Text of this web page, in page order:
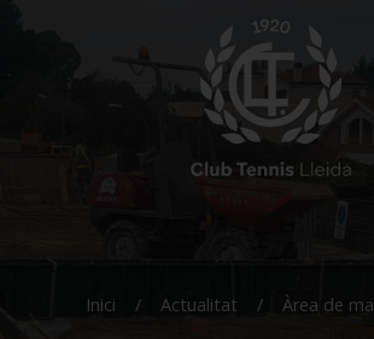
Inici Actualitat Àrea de